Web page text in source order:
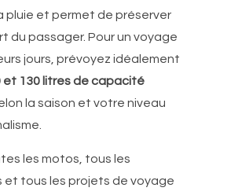
pluie et permet de préserver
du passager. Pour un voyage
jours, prévoyez idéalement
et 130 litres de capacité
la saison et votre niveau
les motos, tous les
et tous les projets de voyage